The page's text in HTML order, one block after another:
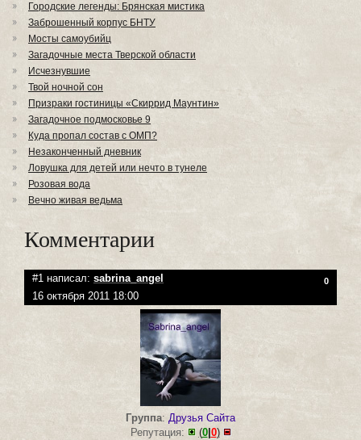
Городские легенды: Брянская мистика
Заброшенный корпус БНТУ
Мосты самоубийц
Загадочные места Тверской области
Исчезнувшие
Твой ночной сон
Призраки гостиницы «Скиррид Маунтин»
Загадочное подмосковье 9
Куда пропал состав с ОМП?
Незаконченный дневник
Ловушка для детей или нечто в тунеле
Розовая вода
Вечно живая ведьма
Комментарии
#1 написал: sabrina_angel 0
16 октября 2011 18:00
Группа: Друзья Сайта
Репутация:
(0| 0)